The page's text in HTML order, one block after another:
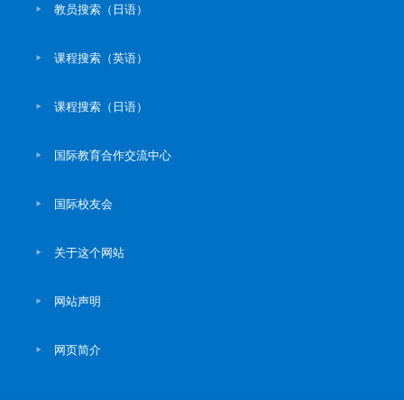
教员搜索（日语）
课程搜索（英语）
课程搜索（日语）
国际教育合作交流中心
国际校友会
关于这个网站
网站声明
网页简介